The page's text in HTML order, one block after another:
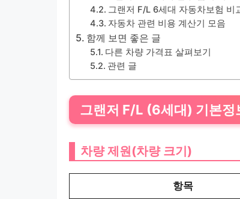
그랜저 F/L 6세대 자동차보험 비
자동차 관련 비용 계산기 모음
함께 보면 좋은 글
다른 차량 가격표 살펴보기
관련 글
그랜저 F/L (6세대) 기본정
차량 제원(차량 크기)
항목